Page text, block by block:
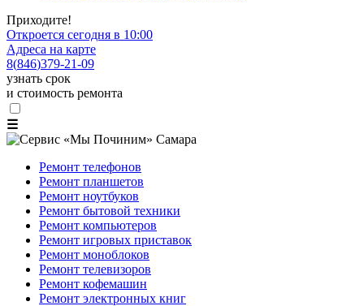
Приходите!
Откроется сегодня в 10:00
Адреса на карте
8(846)379-21-09
узнать срок
и стоимость ремонта
☰
Ремонт телефонов
Ремонт планшетов
Ремонт ноутбуков
Ремонт бытовой техники
Ремонт компьютеров
Ремонт игровых приставок
Ремонт моноблоков
Ремонт телевизоров
Ремонт кофемашин
Ремонт электронных книг